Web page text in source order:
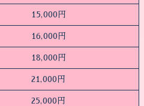
15,000円
16,000円
18,000円
21,000円
25,000円